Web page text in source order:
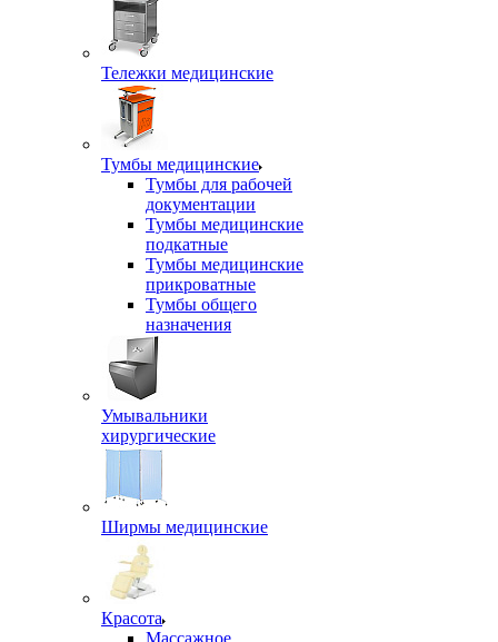
Тележки медицинские
Тумбы медицинские
Тумбы для рабочей
документации
Тумбы медицинские
подкатные
Тумбы медицинские
прикроватные
Тумбы общего
назначения
Умывальники
хирургические
Ширмы медицинские
Красота
Массажное